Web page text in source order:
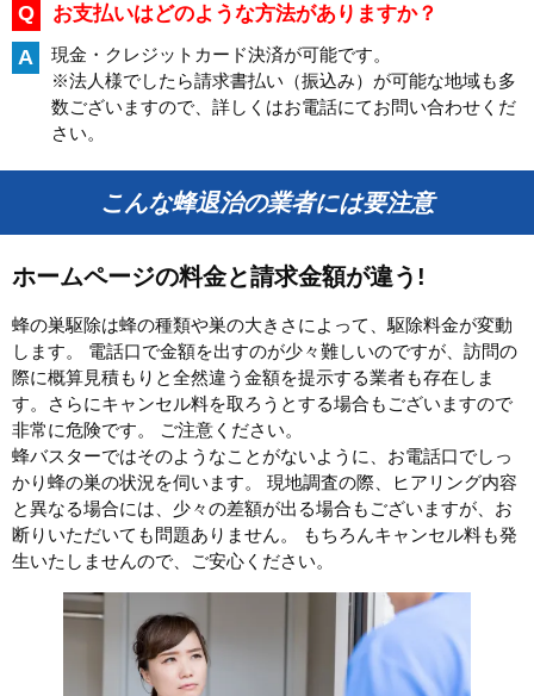
Q お支払いはどのような方法がありますか？
A
現金・クレジットカード決済が可能です。
※法人様でしたら請求書払い（振込み）が可能な地域も多
数ございますので、詳しくはお電話にてお問い合わせくだ
さい。
こんな蜂退治の業者には要注意
ホームページの料金と請求金額が違う!
蜂の巣駆除は蜂の種類や巣の大きさによって、駆除料金が変動
します。 電話口で金額を出すのが少々難しいのですが、訪問の
際に概算見積もりと全然違う金額を提示する業者も存在しま
す。さらにキャンセル料を取ろうとする場合もございますので
非常に危険です。 ご注意ください。
蜂バスターではそのようなことがないように、お電話口でしっ
かり蜂の巣の状況を伺います。 現地調査の際、ヒアリング内容
と異なる場合には、少々の差額が出る場合もございますが、お
断りいただいても問題ありません。 もちろんキャンセル料も発
生いたしませんので、ご安心ください。